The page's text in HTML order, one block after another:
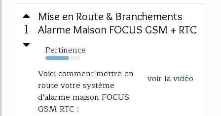
1
Mise en Route & Branchements
Alarme Maison FOCUS GSM + RTC
Pertinence
67%
voir la vidéo
Voici comment mettre en
route votre système
d'alarme maison FOCUS
GSM RTC :